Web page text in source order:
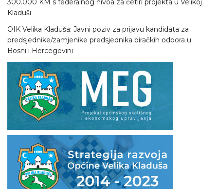
300.000 KM s federalnog nivoa za četiri projekta u Velikoj
Kladuši
OIK Velika Kladuša: Javni poziv za prijavu kandidata za
predsjednike/zamjenike predsjednika biračkih odbora u
Bosni i Hercegovini